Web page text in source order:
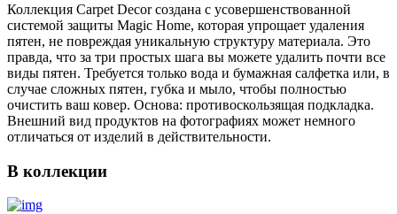
Коллекция Carpet Decor создана с усовершенствованной
системой защиты Magic Home, которая упрощает удаления
пятен, не повреждая уникальную структуру материала. Это
правда, что за три простых шага вы можете удалить почти все
виды пятен. Требуется только вода и бумажная салфетка или, в
случае сложных пятен, губка и мыло, чтобы полностью
очистить ваш ковер. Основа: противоскользящая подкладка.
Внешний вид продуктов на фотографиях может немного
отличаться от изделий в действительности.
В коллекции